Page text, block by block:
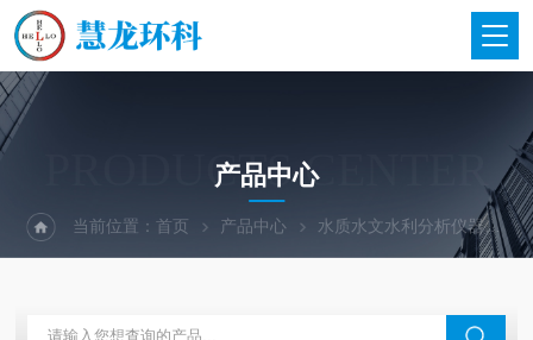
PRODUCTS CENTER
产品中心
当前位置：首页 产品中心 水质水文水利分析仪器